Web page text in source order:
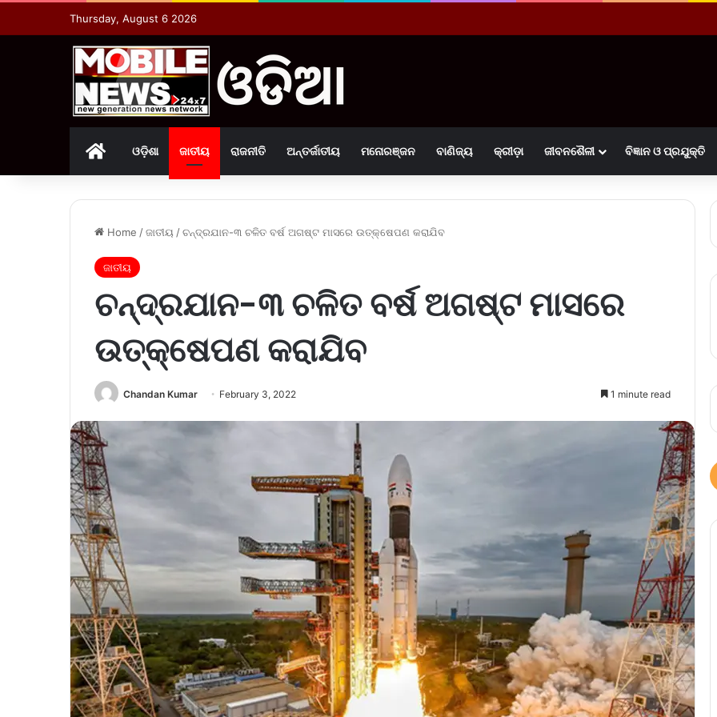
Thursday, August 6 2026
Homeଓଡ଼ିଶା ଜାତୀୟ ରାଜନୀତି ଅନ୍ତର୍ଜାତୀୟ ମନୋରଞ୍ଜନ ବାଣିଜ୍ୟ କ୍ରୀଡ଼ା ଜୀବନଶୈଳୀ ବିଜ୍ଞାନ ଓ ପ୍ରଯୁକ୍ତି
Home /ଜାତୀୟ /ଚନ୍ଦ୍ରଯାନ-୩ ଚଳିତ ବର୍ଷ ଅଗଷ୍ଟ ମାସରେ ଉତ୍‌କ୍ଷେପଣ କରାଯିବ
ଜାତୀୟ
ଚନ୍ଦ୍ରଯାନ-୩ ଚଳିତ ବର୍ଷ ଅଗଷ୍ଟ ମାସରେ
ଉତ୍‌କ୍ଷେପଣ କରାଯିବ
Chandan Kumar February 3, 2022 1 minute read